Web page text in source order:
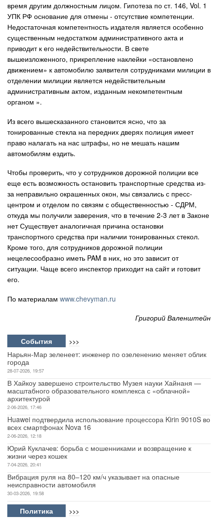
время другим должностным лицом. Гипотеза по ст. 146, Vol. 1
УПК РФ основание для отмены - отсутствие компетенции.
Недостаточная компетентность издателя является особенно
существенным недостатком административного акта и
приводит к его недействительности. В свете
вышеизложенного, прикрепление наклейки «остановлено
движением» к автомобилю заявителя сотрудниками милиции в
отделении милиции является недействительным
административным актом, изданным некомпетентным
органом ».
Из всего вышесказанного становится ясно, что за
тонированные стекла на передних дверях полиция имеет
право налагать на нас штрафы, но не мешать нашим
автомобилям ездить.
Чтобы проверить, что у сотрудников дорожной полиции все
еще есть возможность остановить транспортные средства из-
за неправильно окрашенных окон, мы связались с пресс-
центром и отделом по связям с общественностью - СДРМ,
откуда мы получили заверения, что в течение 2-3 лет в Законе
нет Существует аналогичная причина остановки
транспортного средства при наличии тонированных стекол.
Кроме того, для сотрудников дорожной полиции
нецелесообразно иметь PAM в них, но это зависит от
ситуации. Чаще всего инспектор приходит на сайт и готовит
его.
По материалам www.chevyman.ru
Григорий Валенштейн
События >>>
Нарьян-Мар зеленеет: инженер по озеленению меняет облик
города
28-07-2026, 19:57
В Хайкоу завершено строительство Музея науки Хайнаня —
масштабного образовательного комплекса с «облачной»
архитектурой
2-06-2026, 17:46
Huawei подтвердила использование процессора Kirin 9010S во
всех смартфонах Nova 16
2-06-2026, 12:18
Юрий Куклачев: борьба с мошенниками и возвращение к
жизни через кошек
7-04-2026, 20:41
Вибрация руля на 80–120 км/ч указывает на опасные
неисправности автомобиля
30-03-2026, 19:58
Политика >>>